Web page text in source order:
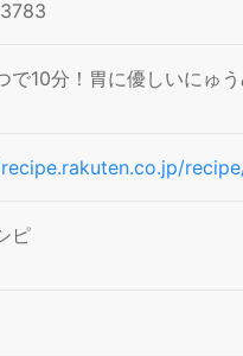
で10分！胃に優しいにゅ
ピ